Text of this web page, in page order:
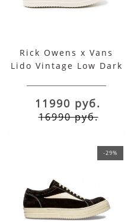
Rick Owens x Vans
Lido Vintage Low Dark
11990 руб.
16990 руб.
-29%